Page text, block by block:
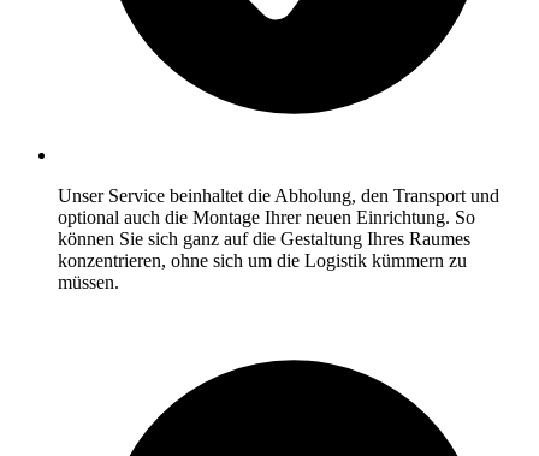
Unser Service beinhaltet die Abholung, den Transport und
optional auch die Montage Ihrer neuen Einrichtung. So
können Sie sich ganz auf die Gestaltung Ihres Raumes
konzentrieren, ohne sich um die Logistik kümmern zu
müssen.